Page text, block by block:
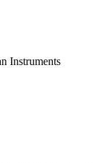
Instruments